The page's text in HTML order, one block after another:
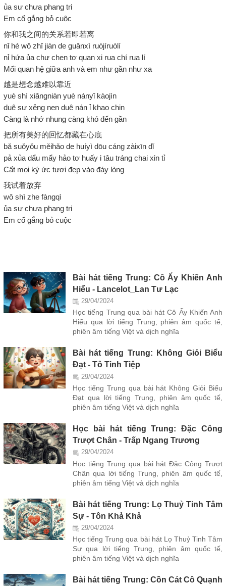
ủa sư chưa phang tri
Em cố gắng bỏ cuộc
你和我之间的关系若即若离
nǐ hé wǒ zhī jiàn de guānxì ruòjíruòlí
nỉ hứa ủa chư chen tơ quan xi rua chí rua lí
Mối quan hệ giữa anh và em như gần như xa
越是想念越难以靠近
yuè shì xiǎngniàn yuè nányǐ kàojìn
duê sư xẻng nen duê nán ỉ khao chin
Càng là nhớ nhung càng khó đến gần
把所有美好的回忆都藏在心底
bǎ suǒyǒu měihǎo de huíyì dōu cáng zàixīn dǐ
pả xủa dẩu mẩy hảo tơ huấy i tâu tráng chai xin tỉ
Cất mọi ký ức tươi đẹp vào đáy lòng
我试着放弃
wǒ shì zhe fàngqì
ủa sư chưa phang tri
Em cố gắng bỏ cuộc
Bài hát tiếng Trung: Cô Ấy Khiến Anh
Hiểu - Lancelot_Lan Tư Lạc
29/04/2024
Học tiếng Trung qua bài hát Cô Ấy Khiến Anh
Hiểu qua lời tiếng Trung, phiên âm quốc tế,
phiên âm tiếng Việt và dịch nghĩa
Bài hát tiếng Trung: Không Giỏi Biểu
Đạt - Tô Tinh Tiệp
29/04/2024
Học tiếng Trung qua bài hát Không Giỏi Biểu
Đạt qua lời tiếng Trung, phiên âm quốc tế,
phiên âm tiếng Việt và dịch nghĩa
Học bài hát tiếng Trung: Đặc Công
Trượt Chân - Trấp Ngang Trương
29/04/2024
Học tiếng Trung qua bài hát Đặc Công Trượt
Chân qua lời tiếng Trung, phiên âm quốc tế,
phiên âm tiếng Việt và dịch nghĩa
Bài hát tiếng Trung: Lọ Thuỷ Tinh Tâm
Sự - Tôn Khả Khả
29/04/2024
Học tiếng Trung qua bài hát Lọ Thuỷ Tinh Tâm
Sự qua lời tiếng Trung, phiên âm quốc tế,
phiên âm tiếng Việt và dịch nghĩa
Bài hát tiếng Trung: Cồn Cát Cô Quạnh